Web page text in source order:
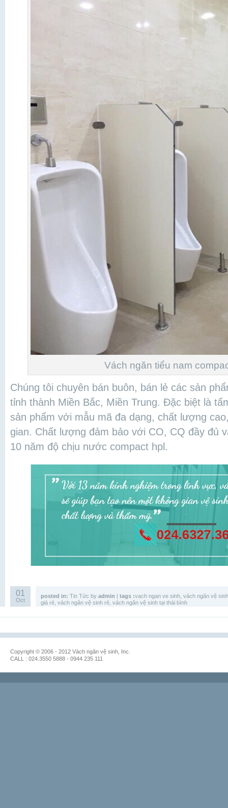
Vách ngăn tiểu nam
Chúng tôi chuyên bán buôn, bán lẻ các sản
tỉnh thành Miền Bắc, Miền Trung. Đặc biệt là
sản phẩm với mẫu mã đa dạng, chất lượng
gian. Chất lượng đảm bảo với CO, CQ đầy đủ
10 năm độ chịu nước compact hpl.
01
Oct
posted in: Tin Tức by admin | tags :vach ngan ve sinh vách ngăn vệ
giá rẻ vách ngăn vệ sinh rẻ vách ngăn vệ sinh tại thái bình
Copyright © 2006 - 2012 Vách ngăn vệ sinh, Inc.
CALL : 024.3550 5888 - 0944 235 111